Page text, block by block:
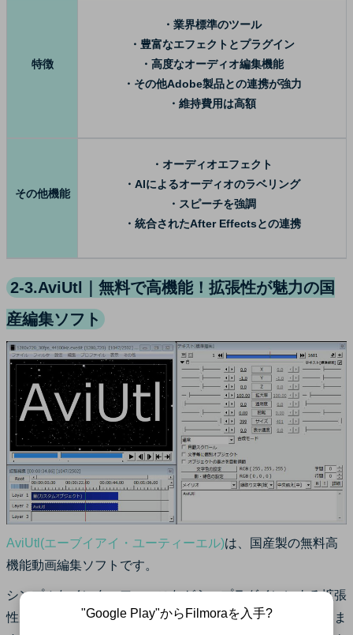
特徴
・業界標準のツール
・豊富なエフェクトとプラグイン
・高度なオーディオ編集機能
・その他Adobe製品との連携が強力
・維持費用は高額
その他機能
・オーディオエフェクト
・AIによるオーディオのラベリング
・スピーチを強調
・統合されたAfter Effectsとの連携
2-3.AviUtl｜無料で高機能！拡張性が魅力の国
産編集ソフト
AviUtl(エーブイアイ・ユーティーエル)は、国産製の無料高
機能動画編集ソフトです。
シンプルなインターフェースながら、プラグインによる拡張
性が高く、無料志向の強い多くのユーザーに愛用されていま
"Google Play"からFilmoraを入手?